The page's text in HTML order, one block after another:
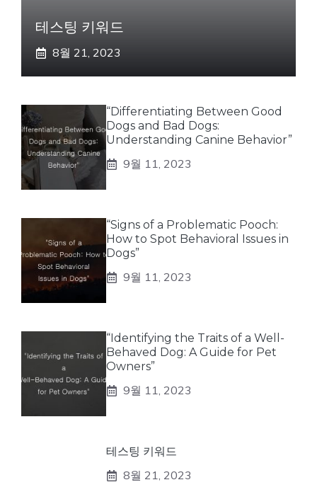
테스팅 키워드
8월 21, 2023
“Differentiating Between Good
Dogs and Bad Dogs:
Understanding Canine Behavior”
9월 11, 2023
“Signs of a Problematic Pooch:
How to Spot Behavioral Issues in
Dogs”
9월 11, 2023
“Identifying the Traits of a Well-
Behaved Dog: A Guide for Pet
Owners”
9월 11, 2023
테스팅 키워드
8월 21, 2023